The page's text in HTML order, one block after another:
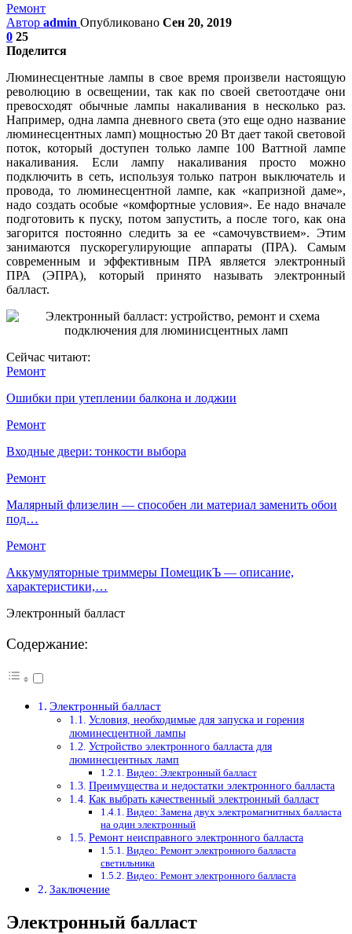
Ремонт
Автор admin Опубликовано Сен 20, 2019
0 25
Поделится
Люминесцентные лампы в свое время произвели настоящую
революцию в освещении, так как по своей светоотдаче они
превосходят обычные лампы накаливания в несколько раз.
Например, одна лампа дневного света (это еще одно название
люминесцентных ламп) мощностью 20 Вт дает такой световой
поток, который доступен только лампе 100 Ваттной лампе
накаливания. Если лампу накаливания просто можно
подключить в сеть, используя только патрон выключатель и
провода, то люминесцентной лампе, как «капризной даме»,
надо создать особые «комфортные условия». Ее надо вначале
подготовить к пуску, потом запустить, а после того, как она
загорится постоянно следить за ее «самочувствием». Этим
занимаются пускорегулирующие аппараты (ПРА). Самым
современным и эффективным ПРА является электронный
ПРА (ЭПРА), который принято называть электронный
балласт.
Сейчас читают:
Ремонт
Ошибки при утеплении балкона и лоджии
Ремонт
Входные двери: тонкости выбора
Ремонт
Малярный флизелин — способен ли материал заменить обои
под…
Ремонт
Аккумуляторные триммеры ПомещикЪ — описание,
характеристики,…
Электронный балласт
Содержание:
Электронный балласт
Условия, необходимые для запуска и горения
люминесцентной лампы
Устройство электронного балласта для
люминесцентных ламп
Видео: Электронный балласт
Преимущества и недостатки электронного балласта
Как выбрать качественный электронный балласт
Видео: Замена двух электромагнитных балласта
на один электронный
Ремонт неисправного электронного балласта
Видео: Ремонт электронного балласта
светильника
Видео: Ремонт электронного балласта
Заключение
Электронный балласт